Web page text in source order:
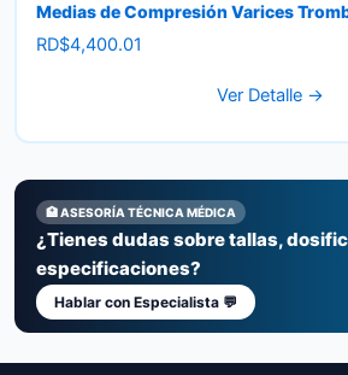
Medias de Compresión Varices
RD$4,400.01
Ver Detalle →
🏥 ASESORÍA TÉCNICA MÉDICA
¿Tienes dudas sobre tallas,
especificaciones?
Hablar con Especialista 💬